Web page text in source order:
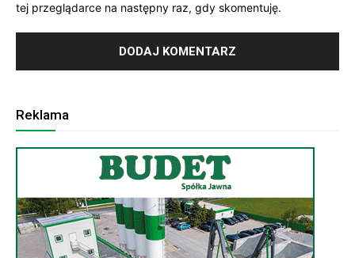
tej przeglądarce na następny raz, gdy skomentuję.
Reklama